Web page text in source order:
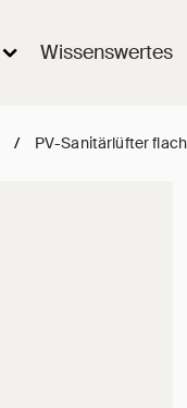
Wissenswertes
/ PV-Sanitärlüfter